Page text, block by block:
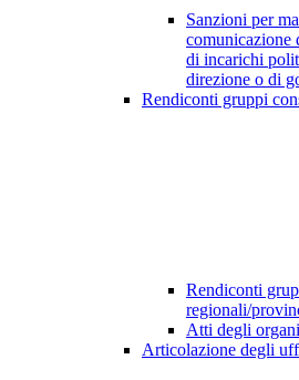
Sanzioni per
comunicazione
di incarichi
direzione o di
Rendiconti gruppi
Rendiconti
regionali/
Atti degli
Articolazione degli